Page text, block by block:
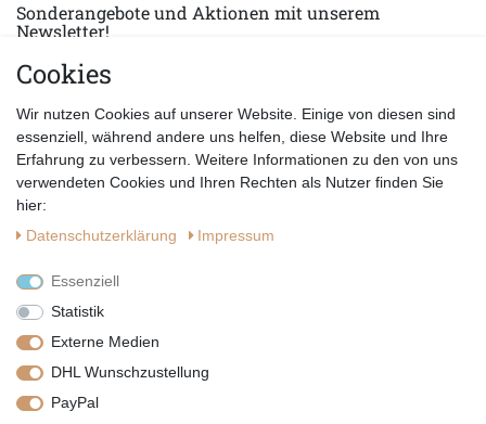
Sonderangebote und Aktionen mit unserem
Newsletter!
E-MAIL *
Datenschutzerklärung
Vertrag widerrufen
Cookies
Wir nutzen Cookies auf unserer Website. Einige von diesen sind
essenziell, während andere uns helfen, diese Website und Ihre
Erfahrung zu verbessern. Weitere Informationen zu den von uns
verwendeten Cookies und Ihren Rechten als Nutzer finden Sie
hier:
Daten­schutz­erklärung
Impressum
Essenziell
Statistik
Externe Medien
DHL Wunschzustellung
PayPal